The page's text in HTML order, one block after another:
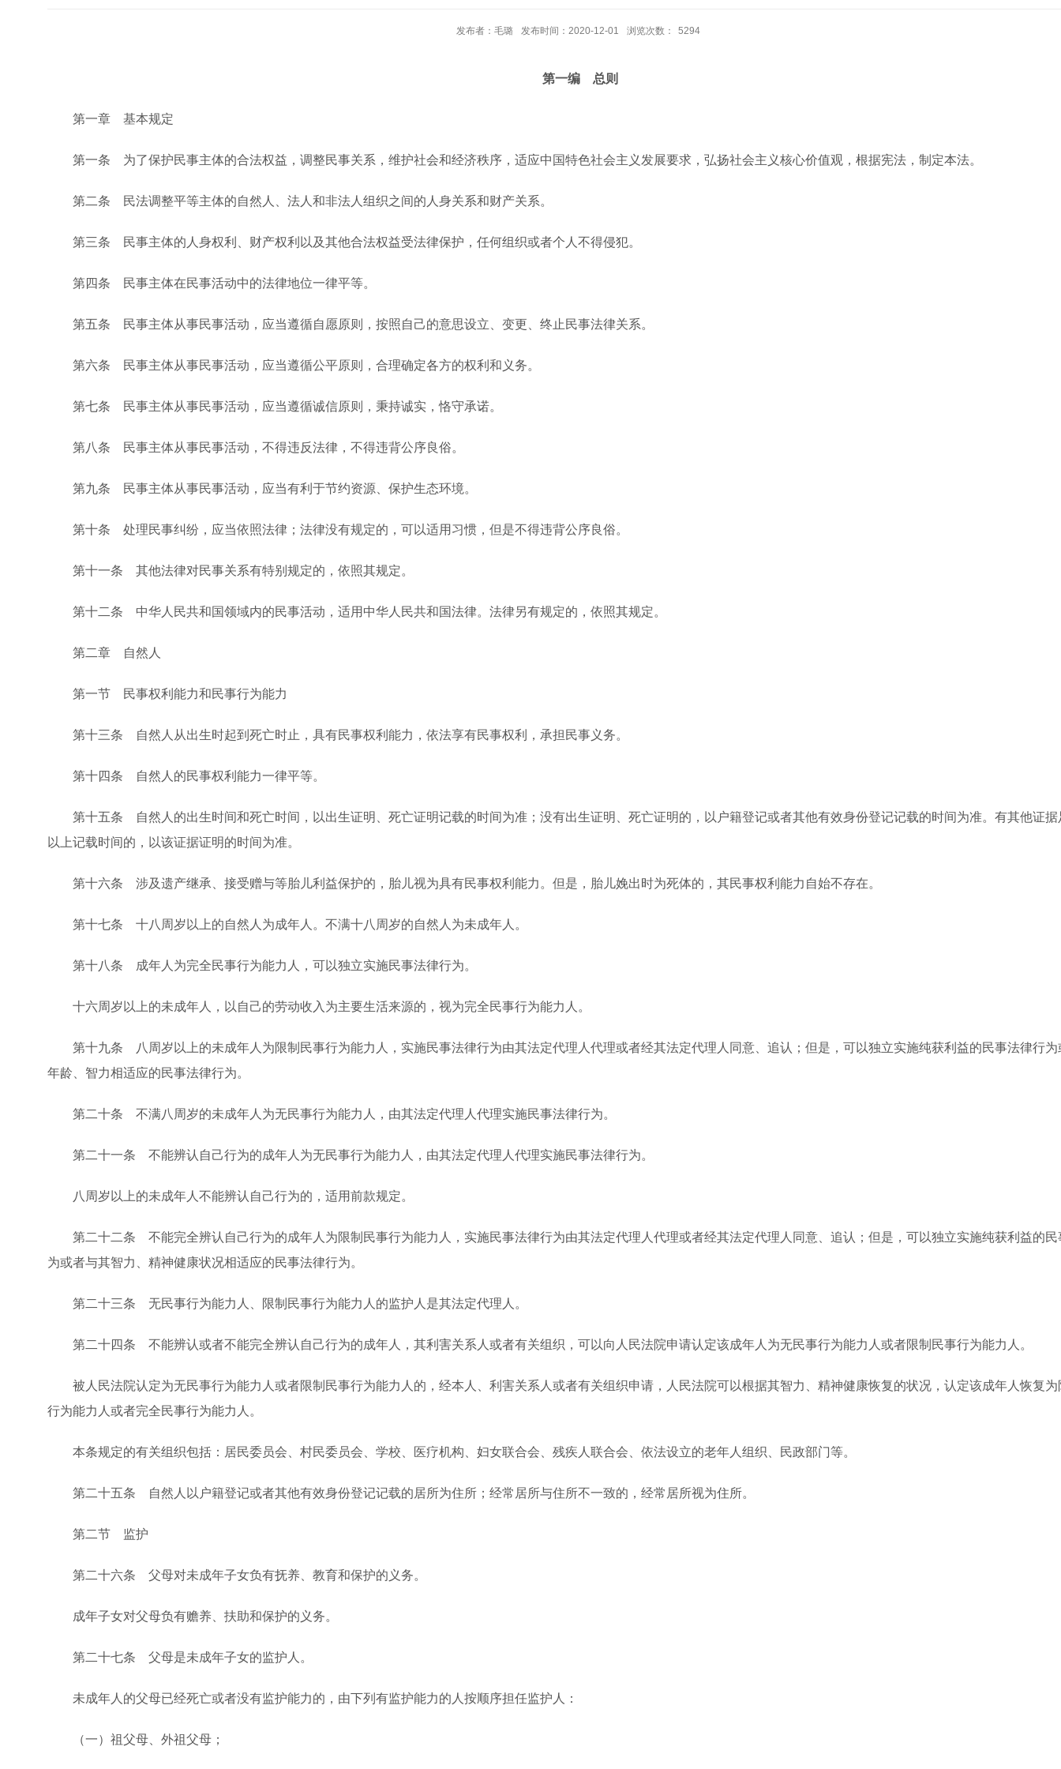
发布者：毛璐 发布时间：2020-12-01 浏览次数： 5294
第一编 总则
第一章 基本规定
第一条 为了保护民事主体的合法权益，调整民事关系，维护社会和经济秩序，适应中国特色社会主义发展要求，弘扬社会主义核心价值观，根据宪法，制定本法。
第二条 民法调整平等主体的自然人、法人和非法人组织之间的人身关系和财产关系。
第三条 民事主体的人身权利、财产权利以及其他合法权益受法律保护，任何组织或者个人不得侵犯。
第四条 民事主体在民事活动中的法律地位一律平等。
第五条 民事主体从事民事活动，应当遵循自愿原则，按照自己的意思设立、变更、终止民事法律关系。
第六条 民事主体从事民事活动，应当遵循公平原则，合理确定各方的权利和义务。
第七条 民事主体从事民事活动，应当遵循诚信原则，秉持诚实，恪守承诺。
第八条 民事主体从事民事活动，不得违反法律，不得违背公序良俗。
第九条 民事主体从事民事活动，应当有利于节约资源、保护生态环境。
第十条 处理民事纠纷，应当依照法律；法律没有规定的，可以适用习惯，但是不得违背公序良俗。
第十一条 其他法律对民事关系有特别规定的，依照其规定。
第十二条 中华人民共和国领域内的民事活动，适用中华人民共和国法律。法律另有规定的，依照其规定。
第二章 自然人
第一节 民事权利能力和民事行为能力
第十三条 自然人从出生时起到死亡时止，具有民事权利能力，依法享有民事权利，承担民事义务。
第十四条 自然人的民事权利能力一律平等。
第十五条 自然人的出生时间和死亡时间，以出生证明、死亡证明记载的时间为准；没有出生证明、死亡证明的，以户籍登记或者其他有效身份登记记载的时间为准。有其他证据
以上记载时间的，以该证据证明的时间为准。
第十六条 涉及遗产继承、接受赠与等胎儿利益保护的，胎儿视为具有民事权利能力。但是，胎儿娩出时为死体的，其民事权利能力自始不存在。
第十七条 十八周岁以上的自然人为成年人。不满十八周岁的自然人为未成年人。
第十八条 成年人为完全民事行为能力人，可以独立实施民事法律行为。
十六周岁以上的未成年人，以自己的劳动收入为主要生活来源的，视为完全民事行为能力人。
第十九条 八周岁以上的未成年人为限制民事行为能力人，实施民事法律行为由其法定代理人代理或者经其法定代理人同意、追认；但是，可以独立实施纯获利益的民事法律行为
年龄、智力相适应的民事法律行为。
第二十条 不满八周岁的未成年人为无民事行为能力人，由其法定代理人代理实施民事法律行为。
第二十一条 不能辨认自己行为的成年人为无民事行为能力人，由其法定代理人代理实施民事法律行为。
八周岁以上的未成年人不能辨认自己行为的，适用前款规定。
第二十二条 不能完全辨认自己行为的成年人为限制民事行为能力人，实施民事法律行为由其法定代理人代理或者经其法定代理人同意、追认；但是，可以独立实施纯获利益的民
为或者与其智力、精神健康状况相适应的民事法律行为。
第二十三条 无民事行为能力人、限制民事行为能力人的监护人是其法定代理人。
第二十四条 不能辨认或者不能完全辨认自己行为的成年人，其利害关系人或者有关组织，可以向人民法院申请认定该成年人为无民事行为能力人或者限制民事行为能力人。
被人民法院认定为无民事行为能力人或者限制民事行为能力人的，经本人、利害关系人或者有关组织申请，人民法院可以根据其智力、精神健康恢复的状况，认定该成年人恢复
行为能力人或者完全民事行为能力人。
本条规定的有关组织包括：居民委员会、村民委员会、学校、医疗机构、妇女联合会、残疾人联合会、依法设立的老年人组织、民政部门等。
第二十五条 自然人以户籍登记或者其他有效身份登记记载的居所为住所；经常居所与住所不一致的，经常居所视为住所。
第二节 监护
第二十六条 父母对未成年子女负有抚养、教育和保护的义务。
成年子女对父母负有赡养、扶助和保护的义务。
第二十七条 父母是未成年子女的监护人。
未成年人的父母已经死亡或者没有监护能力的，由下列有监护能力的人按顺序担任监护人：
（一）祖父母、外祖父母；